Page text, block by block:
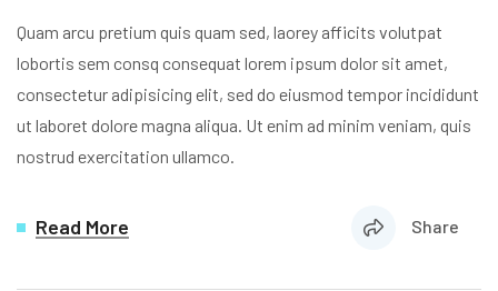
Quam arcu pretium quis quam sed, laorey afficits volutpat
lobortis sem consq consequat lorem ipsum dolor sit amet,
consectetur adipisicing elit, sed do eiusmod tempor incididunt
ut laboret dolore magna aliqua. Ut enim ad minim veniam, quis
nostrud exercitation ullamco.
Read More Share